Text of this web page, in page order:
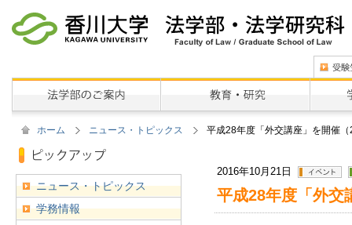
ホーム ニュース・トピックス 平成28年度「外交講座」を開催
2016年10月21日
平成28年度「外交
ニュース・トピックス
学務情報